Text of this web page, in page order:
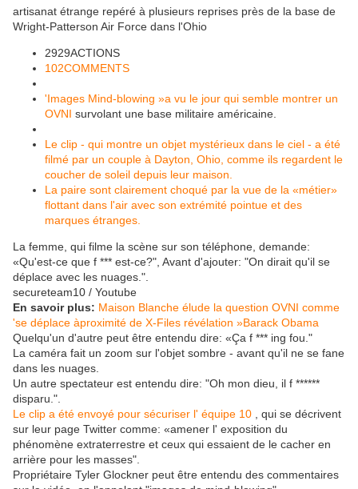
artisanat étrange repéré à plusieurs reprises près de la base de
Wright-Patterson Air Force dans l'Ohio
2929ACTIONS
102COMMENTS
'Images Mind-blowing »a vu le jour qui semble montrer un
OVNI survolant une base militaire américaine.
Le clip - qui montre un objet mystérieux dans le ciel - a été
filmé par un couple à Dayton, Ohio, comme ils regardent le
coucher de soleil depuis leur maison.
La paire sont clairement choqué par la vue de la «métier»
flottant dans l'air avec son extrémité pointue et des
marques étranges.
La femme, qui filme la scène sur son téléphone, demande:
«Qu'est-ce que f *** est-ce?", Avant d'ajouter: "On dirait qu'il se
déplace avec les nuages.".
secureteam10 / Youtube
En savoir plus: Maison Blanche élude la question OVNI comme
'se déplace àproximité de X-Files révélation »Barack Obama
Quelqu'un d'autre peut être entendu dire: «Ça f *** ing fou."
La caméra fait un zoom sur l'objet sombre - avant qu'il ne se fane
dans les nuages.
Un autre spectateur est entendu dire: "Oh mon dieu, il f ******
disparu.".
Le clip a été envoyé pour sécuriser l' équipe 10 , qui se décrivent
sur ​​leur page Twitter comme: «amener l' exposition du
phénomène extraterrestre et ceux qui essaient de le cacher en
arrière pour les masses".
Propriétaire Tyler Glockner peut être entendu des commentaires